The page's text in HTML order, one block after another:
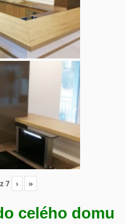
z7 › »
celého domu